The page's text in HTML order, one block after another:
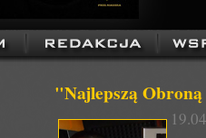
"Najlepszą Obroną